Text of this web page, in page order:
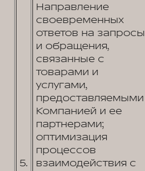
5.
Направление
своевременных
ответов на запросы
и обращения,
связанные с
товарами и
услугами,
предоставляемыми
Компанией и ее
партнерами;
оптимизация
процессов
взаимодействия с